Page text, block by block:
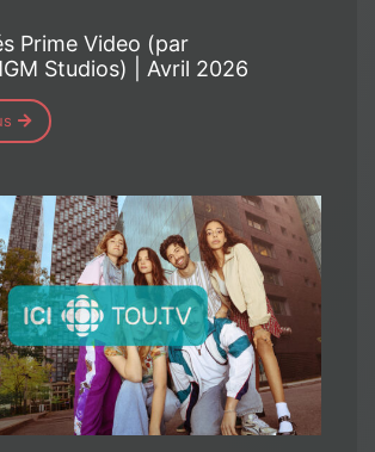
Prime Video (par
Studios) | Avril 2026